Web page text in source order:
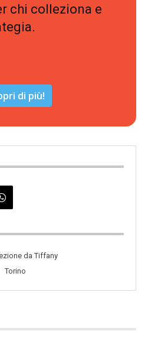
chi colleziona e
di più!
da Tiffany
Torino